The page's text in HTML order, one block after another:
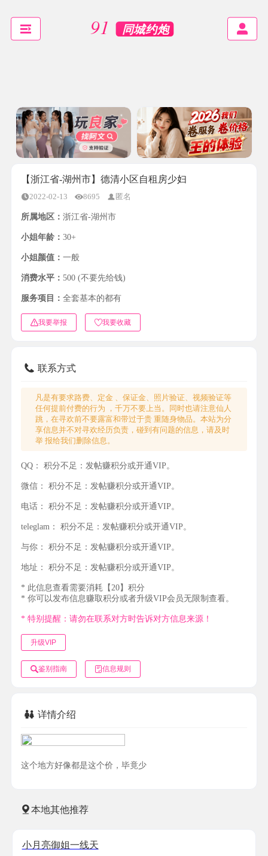
【浙江省-湖州市】德清小区自租房少妇
2022-02-13 8695 匿名
所属地区： 浙江省-湖州市
小姐年龄： 30+
小姐颜值： 一般
消费水平： 500 (不要先给钱)
服务项目： 全套基本的都有
我要举报 我要收藏
联系方式
凡是有要求路费、定金 、保证金、照片验证、视频验证等
任何提前付费的行为 ，千万不要上当。同时也请注意仙人
跳，在寻欢前不要露富和带过于贵 重随身物品。本站为分
享信息并不对寻欢经历负责，碰到有问题的信息，请及时
举 报给我们删除信息。
QQ： 积分不足：发帖赚积分或开通VIP。
微信： 积分不足：发帖赚积分或开通VIP。
电话： 积分不足：发帖赚积分或开通VIP。
teleglam： 积分不足：发帖赚积分或开通VIP。
与你： 积分不足：发帖赚积分或开通VIP。
地址： 积分不足：发帖赚积分或开通VIP。
* 此信息查看需要消耗【20】积分
* 你可以发布信息赚取积分或者升级VIP会员无限制查看。
* 特别提醒：请勿在联系对方时告诉对方信息来源！
升级VIP
鉴别指南 信息规则
详情介绍
这个地方好像都是这个价，毕竟少
本地其他推荐
小月亮御姐一线天